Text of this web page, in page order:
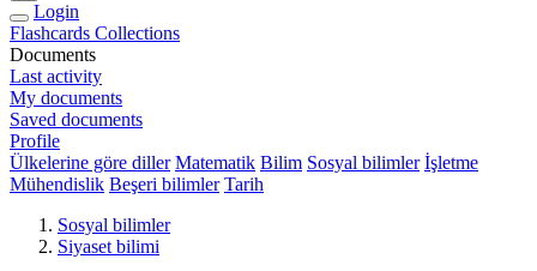
Login
Flashcards Collections
Documents
Last activity
My documents
Saved documents
Profile
Ülkelerine göre diller Matematik Bilim Sosyal bilimler İşletme
Mühendislik Beşeri bilimler Tarih
Sosyal bilimler
Siyaset bilimi